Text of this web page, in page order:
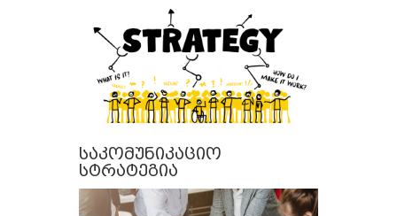
საკომუნიკაციო
სტრატეგია